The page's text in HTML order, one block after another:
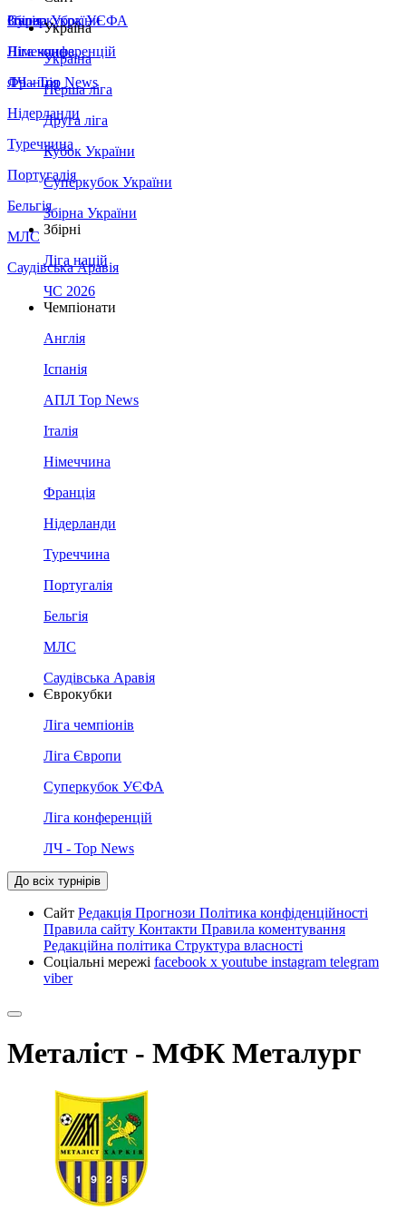
Збірна України
Італія
Німеччина
Франція
Нідерланди
Туреччина
Португалія
Бельгія
МЛС
Саудівська Аравія
Суперкубок УЄФА
Ліга конференцій
ЛЧ - Top News
Україна
Україна
Перша ліга
Друга ліга
Кубок України
Суперкубок України
Збірна України
Збірні
Ліга націй
ЧС 2026
Чемпіонати
Англія
Іспанія
АПЛ Top News
Італія
Німеччина
Франція
Нідерланди
Туреччина
Португалія
Бельгія
МЛС
Саудівська Аравія
Єврокубки
Ліга чемпіонів
Ліга Європи
Суперкубок УЄФА
Ліга конференцій
ЛЧ - Top News
До всіх турнірів
Сайт Редакція Прогнози Політика конфіденційності
Правила сайту Контакти Правила коментування
Редакційна політика Структура власності
Соціальні мережі facebook x youtube instagram telegram
viber
Металіст - МФК Металург